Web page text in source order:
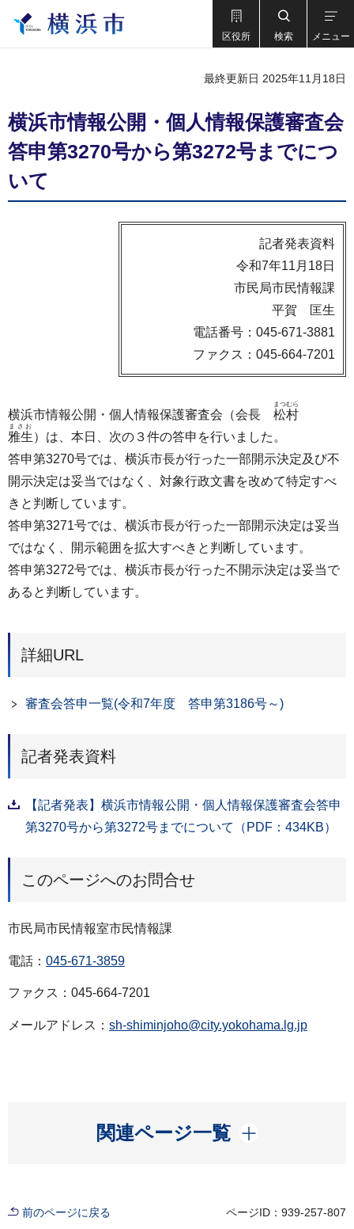
区役所 検索 メニュー
最終更新日 2025年11月18日
横浜市情報公開・個人情報保護審査会
答申第3270号から第3272号までにつ
いて
記者発表資料
令和7年11月18日
市民局市民情報課
平賀 匡生
電話番号：045-671-3881
ファクス：045-664-7201
横浜市情報公開・個人情報保護審査会（会長 松村
まつむら
雅生
まさお
）は、本日、次の３件の答申を行いました。
答申第3270号では、横浜市長が行った一部開示決定及び不
開示決定は妥当ではなく、対象行政文書を改めて特定すべ
きと判断しています。
答申第3271号では、横浜市長が行った一部開示決定は妥当
ではなく、開示範囲を拡大すべきと判断しています。
答申第3272号では、横浜市長が行った不開示決定は妥当で
あると判断しています。
詳細URL
審査会答申一覧(令和7年度 答申第3186号～)
記者発表資料
【記者発表】横浜市情報公開・個人情報保護審査会答申
第3270号から第3272号までについて（PDF：434KB）
このページへのお問合せ
市民局市民情報室市民情報課
電話： 045-671-3859
ファクス：045-664-7201
メールアドレス： sh-shiminjoho@city.yokohama.lg.jp
関連ページ一覧
開く
前のページに戻る ページID：939-257-807